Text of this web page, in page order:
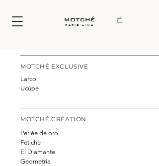
motché
paris-lima
MOTCHÉ EXCLUSIVE
Larco
Ucúpe
MOTCHÉ CRÉATION
Perlée de oro
Fetiche
El Diamante
Geometría